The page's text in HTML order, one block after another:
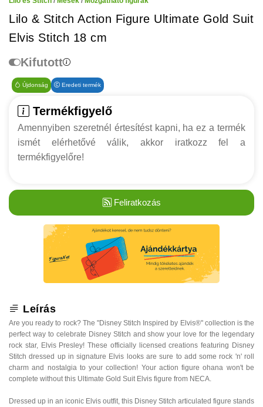
Lilo & Stitch Action Figure Ultimate Gold Suit
Elvis Stitch 18 cm
Kifutott
Újdonság Eredeti termék
Termékfigyelő
Amennyiben szeretnél értesítést kapni, ha ez a termék
ismét elérhetővé válik, akkor iratkozz fel a
termékfigyelőre!
Feliratkozás
Leírás
Are you ready to rock? The "Disney Stitch Inspired by Elvis®" collection is the
perfect way to celebrate Disney Stitch and show your love for the legendary
rock star, Elvis Presley! These officially licensed creations featuring Disney
Stitch dressed up in signature Elvis looks are sure to add some rock 'n' roll
charm and nostalgia to your collection! Your action figure ohana won't be
complete without this Ultimate Gold Suit Elvis figure from NECA.
Dressed up in an iconic Elvis outfit, this Disney Stitch articulated figure stands